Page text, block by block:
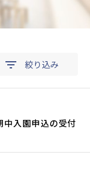
絞り込み
入園申込の受付